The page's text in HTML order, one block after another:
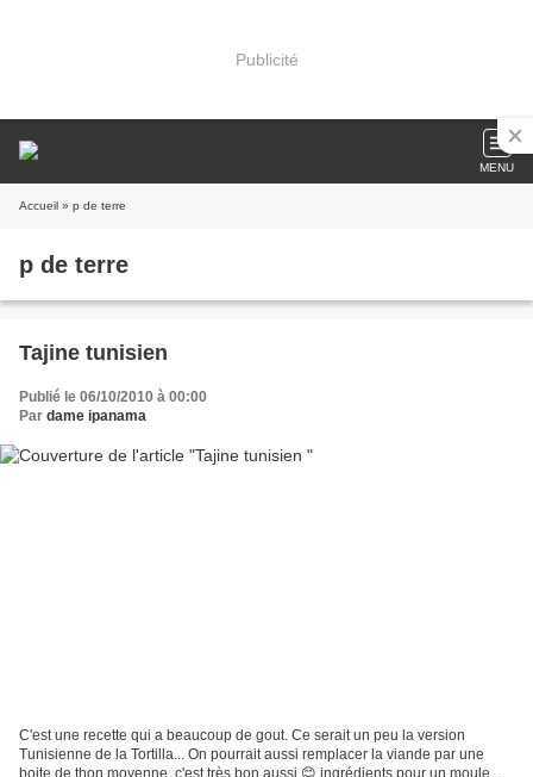
Publicité
MENU
Accueil » p de terre
p de terre
Tajine tunisien
Publié le 06/10/2010 à 00:00
Par dame ipanama
C'est une recette qui a beaucoup de gout. Ce serait un peu la version
Tunisienne de la Tortilla... On pourrait aussi remplacer la viande par une
boite de thon moyenne, c'est très bon aussi 😊 ingrédients pour un moule